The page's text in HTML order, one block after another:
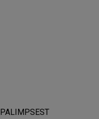
PALIMPSEST